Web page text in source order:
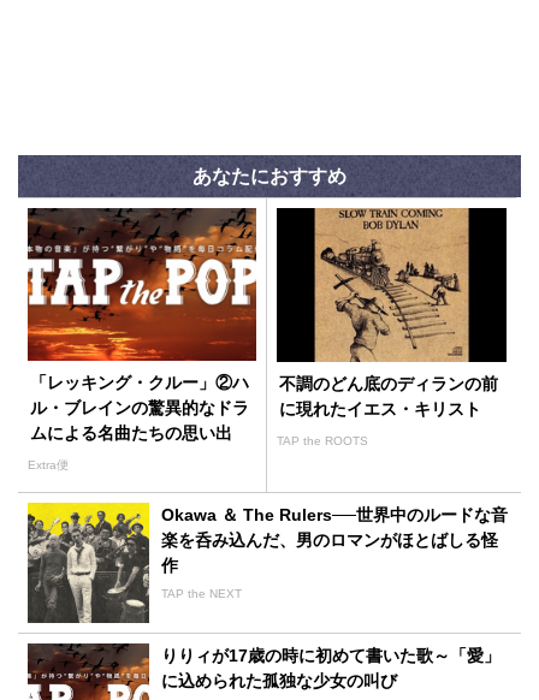
あなたにおすすめ
「レッキング・クルー」②ハ
ル・ブレインの驚異的なドラ
ムによる名曲たちの思い出
Extra便
不調のどん底のディランの前
に現れたイエス・キリスト
TAP the ROOTS
Okawa ＆ The Rulers──世界中のルードな音
楽を呑み込んだ、男のロマンがほとばしる怪
作
TAP the NEXT
りりィが17歳の時に初めて書いた歌～「愛」
に込められた孤独な少女の叫び